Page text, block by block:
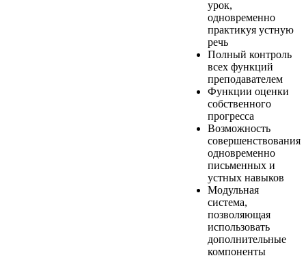
урок,
одновременно
практикуя устную
речь
Полный контроль
всех функций
преподавателем
Функции оценки
собственного
прогресса
Возможность
совершенствования
одновременно
письменных и
устных навыков
Модульная
система,
позволяющая
использовать
дополнительные
компоненты